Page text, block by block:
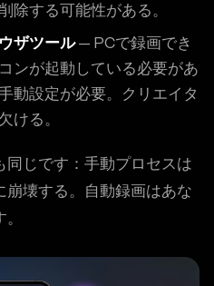
除する可能性がある。
ザツール— PCで録画でき
ンが起動している必要があ
動設定が必要。クリエイタ
ける。
じです：手動プロセスは
崩壊する。自動録画はあな